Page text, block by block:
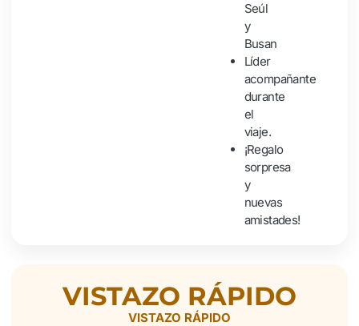
VISTAZO RÁPIDO
VISTAZO RÁPIDO
Seúl
y
Busan
Líder
acompañante
durante
el
viaje.
¡Regalo
sorpresa
y
nuevas
amistades!